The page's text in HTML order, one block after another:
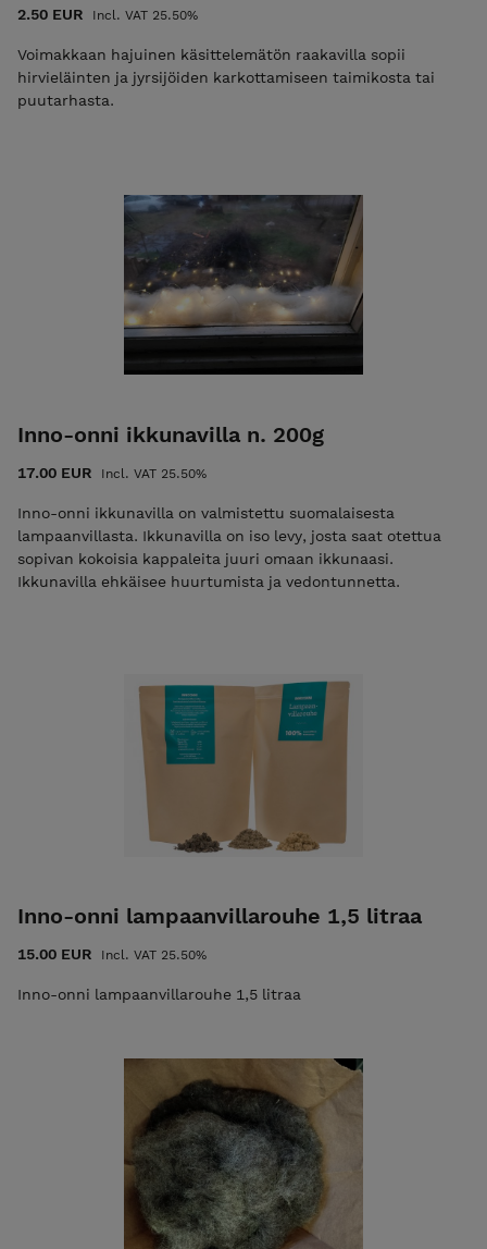
2.50 EUR Incl. VAT 25.50%
Voimakkaan hajuinen käsittelemätön raakavilla sopii
hirvieläinten ja jyrsijöiden karkottamiseen taimikosta tai
puutarhasta.
Inno-onni ikkunavilla n. 200g
17.00 EUR Incl. VAT 25.50%
Inno-onni ikkunavilla on valmistettu suomalaisesta
lampaanvillasta. Ikkunavilla on iso levy, josta saat otettua
sopivan kokoisia kappaleita juuri omaan ikkunaasi.
Ikkunavilla ehkäisee huurtumista ja vedontunnetta.
Inno-onni lampaanvillarouhe 1,5 litraa
15.00 EUR Incl. VAT 25.50%
Inno-onni lampaanvillarouhe 1,5 litraa